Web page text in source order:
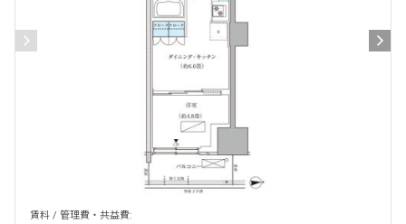
賃料 / 管理費・共益費: